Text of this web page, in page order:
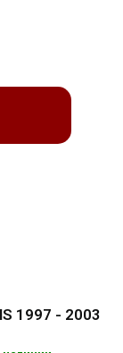
1997 - 2003